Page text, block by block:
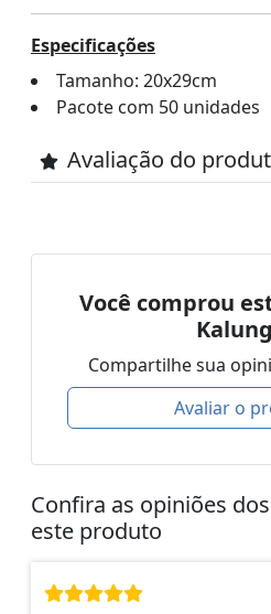
Especificações
Tamanho: 20x29cm
Pacote com 50 unidades
Avaliação do
Você comprou
Compartilhe sua
Avaliar o
Confira as opiniões
este produto